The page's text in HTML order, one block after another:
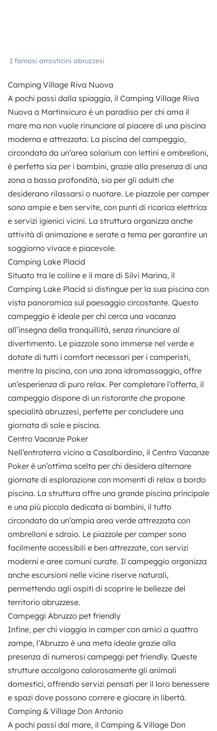
I famosi arrosticini abruzzesi
Camping Village Riva Nuova
A pochi passi dalla spiaggia, il Camping Village Riva
Nuova a Martinsicuro è un paradiso per chi ama il
mare ma non vuole rinunciare al piacere di una piscina
moderna e attrezzata. La piscina del campeggio,
circondata da un’area solarium con lettini e ombrelloni,
è perfetta sia per i bambini, grazie alla presenza di una
zona a bassa profondità, sia per gli adulti che
desiderano rilassarsi o nuotare. Le piazzole per camper
sono ampie e ben servite, con punti di ricarica elettrica
e servizi igienici vicini. La struttura organizza anche
attività di animazione e serate a tema per garantire un
soggiorno vivace e piacevole.
Camping Lake Placid
Situato tra le colline e il mare di Silvi Marina, il
Camping Lake Placid si distingue per la sua piscina con
vista panoramica sul paesaggio circostante. Questo
campeggio è ideale per chi cerca una vacanza
all’insegna della tranquillità, senza rinunciare al
divertimento. Le piazzole sono immerse nel verde e
dotate di tutti i comfort necessari per i camperisti,
mentre la piscina, con una zona idromassaggio, offre
un’esperienza di puro relax. Per completare l’offerta, il
campeggio dispone di un ristorante che propone
specialità abruzzesi, perfette per concludere una
giornata di sole e piscina.
Centro Vacanze Poker
Nell’entroterra vicino a Casalbordino, il Centro Vacanze
Poker è un’ottima scelta per chi desidera alternare
giornate di esplorazione con momenti di relax a bordo
piscina. La struttura offre una grande piscina principale
e una più piccola dedicata ai bambini, il tutto
circondato da un’ampia area verde attrezzata con
ombrelloni e sdraio. Le piazzole per camper sono
facilmente accessibili e ben attrezzate, con servizi
moderni e aree comuni curate. Il campeggio organizza
anche escursioni nelle vicine riserve naturali,
permettendo agli ospiti di scoprire le bellezze del
territorio abruzzese.
Campeggi Abruzzo pet friendly
Infine, per chi viaggia in camper con amici a quattro
zampe, l’Abruzzo è una meta ideale grazie alla
presenza di numerosi campeggi pet friendly. Queste
strutture accolgono calorosamente gli animali
domestici, offrendo servizi pensati per il loro benessere
e spazi dove possono correre e giocare in libertà.
Camping & Village Don Antonio
A pochi passi dal mare, il Camping & Village Don